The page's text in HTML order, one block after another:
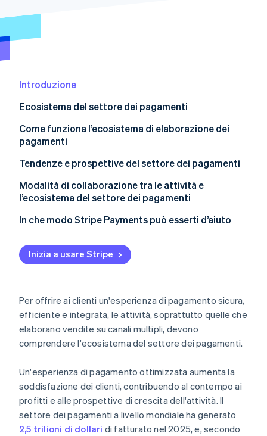
Radar
Rimozione del carbonio
Identity
Verifica online dell'identità
Stripe Sessions 2026
Scopri come Stripe sta costruendo l'infrastruttura
Guarda ora
Introduzione
Ecosistema del settore dei pagamenti
Gli attori chiave del settore dei pagamenti
Come funziona l’ecosistema di elaborazione dei
pagamenti
Tendenze e prospettive del settore dei pagamenti
Quadro competitivo
Convergenza dei canali di vendita
Wallet
Autenticazione biometrica
Pagamenti IoT (Internet of Things)
Machine learning e intelligenza artificiale (IA)
Pagamenti in tempo reale
Pagamenti da conto a conto (A2A)
Pagamenti a rate
Modalità di collaborazione tra le attività e
l’ecosistema del settore dei pagamenti
In che modo Stripe Payments può esserti d’aiuto
Inizia a usare Stripe
Per offrire ai clienti un'esperienza di pagamento sicura,
efficiente e integrata, le attività, soprattutto quelle che
elaborano vendite su canali multipli, devono
comprendere l'ecosistema del settore dei pagamenti.
Un'esperienza di pagamento ottimizzata aumenta la
soddisfazione dei clienti, contribuendo al contempo ai
profitti e alle prospettive di crescita dell'attività. Il
settore dei pagamenti a livello mondiale ha generato
2,5 trilioni di dollari di fatturato nel 2025, e, secondo